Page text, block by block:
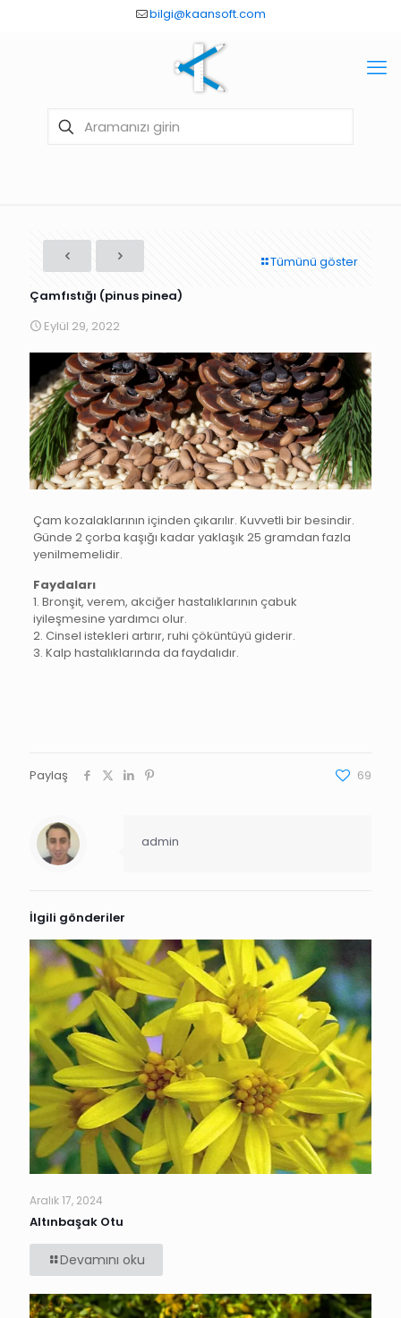
bilgi@kaansoft.com
Tümünü göster
Çamfıstığı (pinus pinea)
Eylül 29, 2022
Çam kozalaklarının içinden çıkarılır. Kuvvetli bir besindir.
Günde 2 çorba kaşığı kadar yaklaşık 25 gramdan fazla
yenilmemelidir.
Faydaları
1. Bronşit, verem, akciğer hastalıklarının çabuk
iyileşmesine yardımcı olur.
2. Cinsel istekleri artırır, ruhi çöküntüyü giderir.
3. Kalp hastalıklarında da faydalıdır.
Paylaş 69
admin
İlgili gönderiler
Aralık 17, 2024
Altınbaşak Otu
Devamını oku